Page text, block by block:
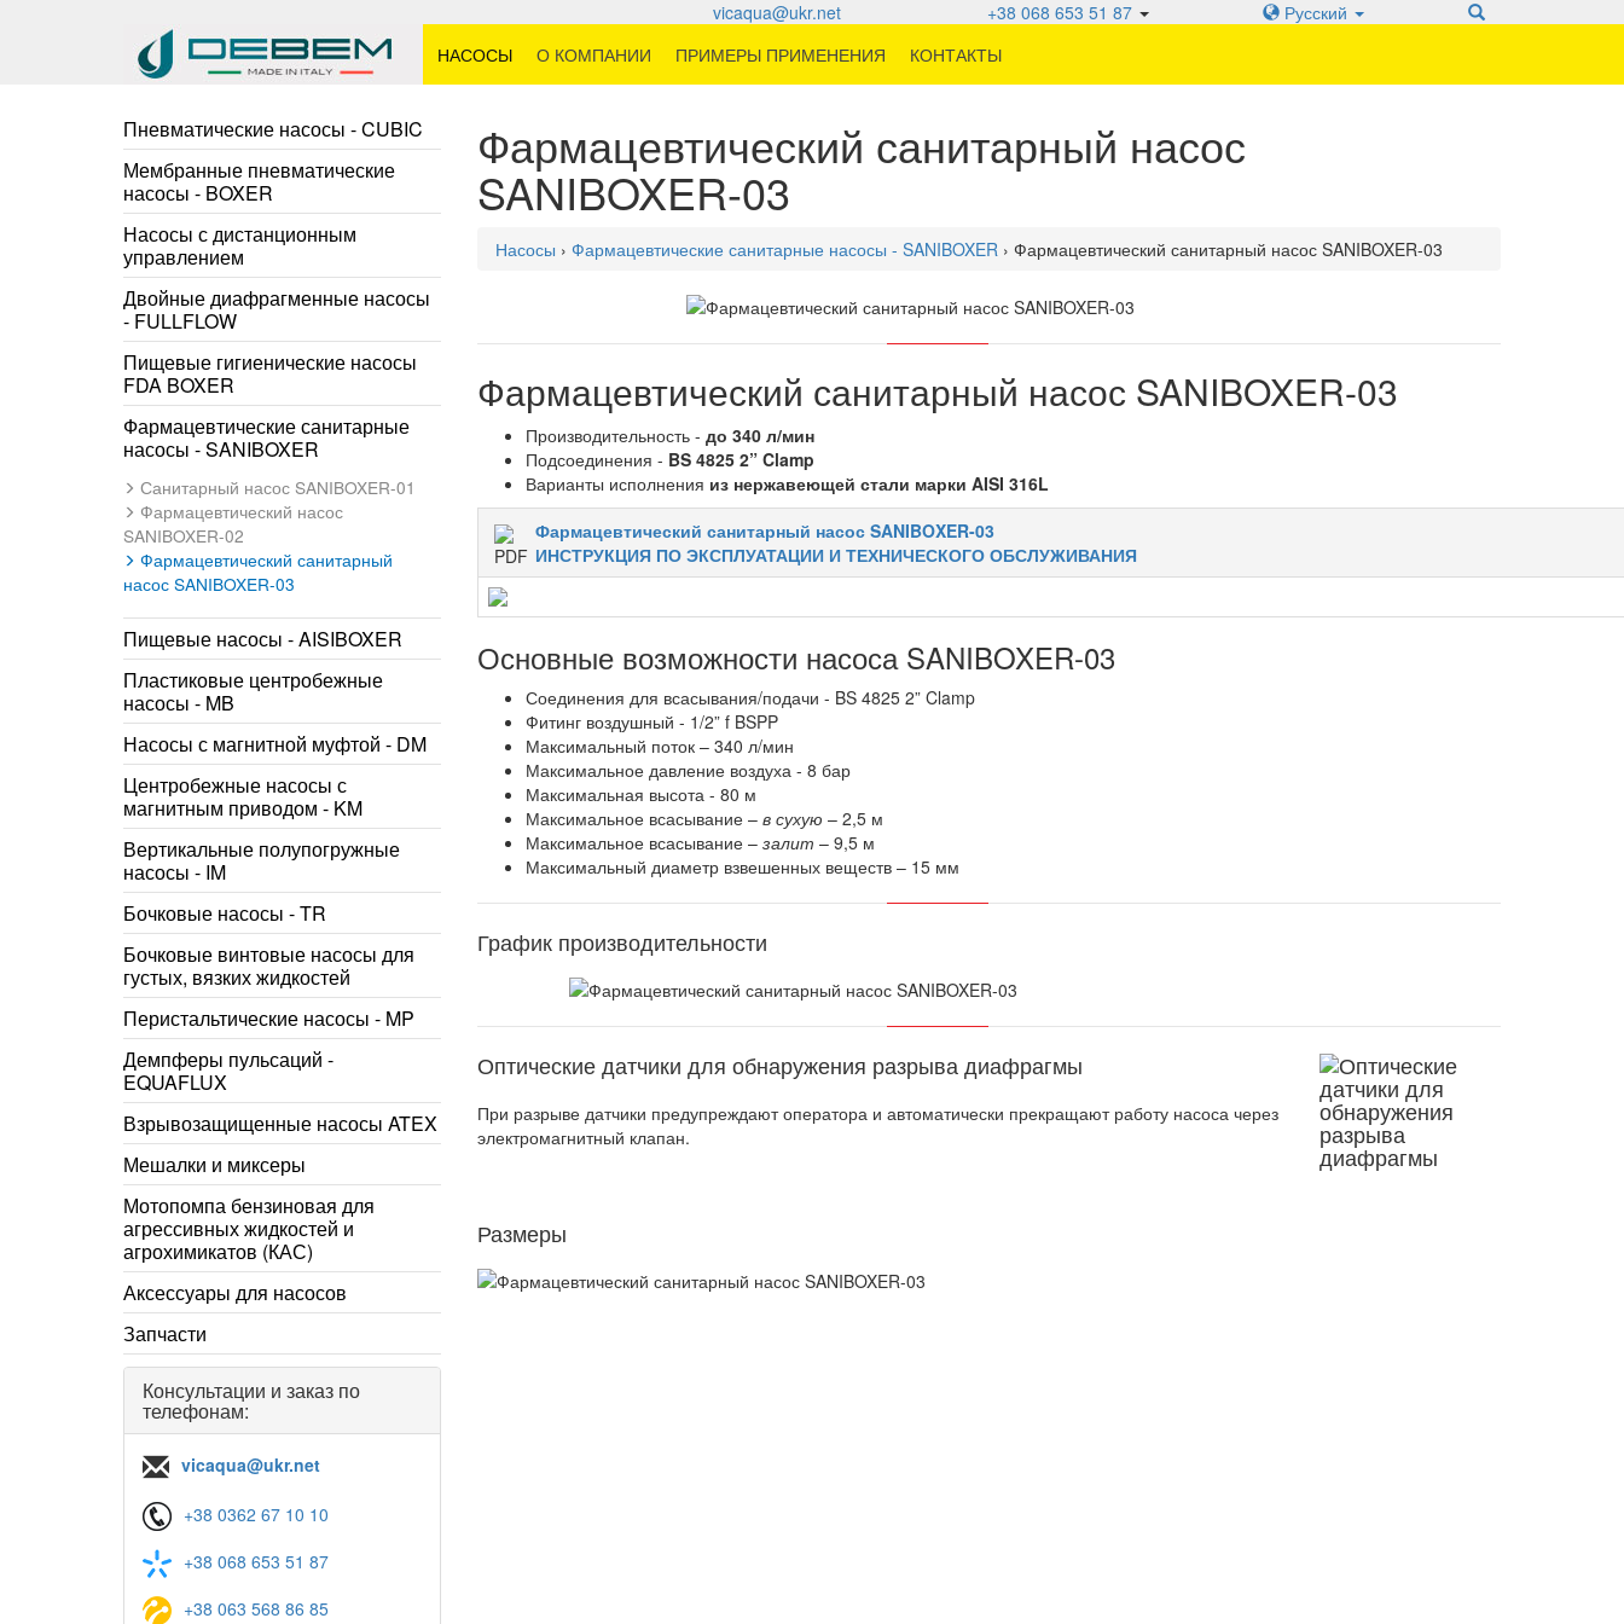
vicaqua@ukr.net +38 068 653 51 87
Русский
НАСОСЫ
О КОМПАНИИ ПРИМЕРЫ ПРИМЕНЕНИЯ КОНТАКТЫ
Пневматические насосы - CUBIC
Мембранные пневматические
насосы - BOXER
Насосы с дистанционным
управлением
Двойные диафрагменные насосы
- FULLFLOW
Пищевые гигиенические насосы
FDA BOXER
Фармацевтические санитарные
насосы - SANIBOXER
Санитарный насос SANIBOXER-01
Фармацевтический насос
SANIBOXER-02
Фармацевтический санитарный
насос SANIBOXER-03
Пищевые насосы - AISIBOXER
Пластиковые центробежные
насосы - MB
Насосы с магнитной муфтой - DM
Центробежные насосы с
магнитным приводом - KM
Вертикальные полупогружные
насосы - IM
Бочковые насосы - TR
Бочковые винтовые насосы для
густых, вязких жидкостей
Перистальтические насосы - MP
Демпферы пульсаций -
EQUAFLUX
Взрывозащищенные насосы ATEX
Мешалки и миксеры
Мотопомпа бензиновая для
агрессивных жидкостей и
агрохимикатов (КАС)
Аксессуары для насосов
Запчасти
Консультации и заказ по
телефонам:
vicaqua@ukr.net
+38 0362 67 10 10
+38 068 653 51 87
+38 063 568 86 85
Фармацевтический санитарный насос
SANIBOXER-03
Насосы › Фармацевтические санитарные насосы - SANIBOXER› Фармацевтический санитарный насос SANIBOXER-03
Фармацевтический санитарный насос SANIBOXER-03
Производительность - до 340 л/мин
Подсоединения - BS 4825 2” Clamp
Варианты исполнения из нержавеющей стали марки AISI 316L
Фармацевтический санитарный насос SANIBOXER-03
ИНСТРУКЦИЯ ПО ЭКСПЛУАТАЦИИ И ТЕХНИЧЕСКОГО ОБСЛУЖИВАНИЯ
Основные возможности насоса SANIBOXER-03
Соединения для всасывания/подачи - BS 4825 2” Clamp
Фитинг воздушный - 1/2” f BSPP
Максимальный поток – 340 л/мин
Максимальное давление воздуха - 8 бар
Максимальная высота - 80 м
Максимальное всасывание – в сухую – 2,5 м
Максимальное всасывание – залит – 9,5 м
Максимальный диаметр взвешенных веществ – 15 мм
График производительности
Оптические датчики для обнаружения разрыва диафрагмы
При разрыве датчики предупреждают оператора и автоматически прекращают работу насоса через
электромагнитный клапан.
Размеры